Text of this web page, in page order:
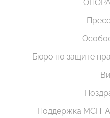
ОПОРА
Бюро по защите
Поддержка МСП.